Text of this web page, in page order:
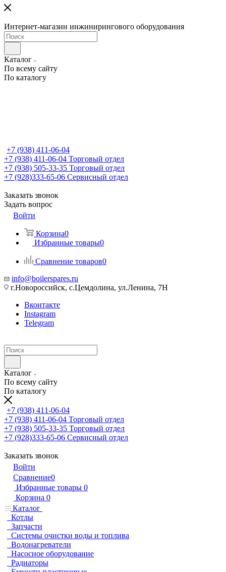
Интернет-магазин инжинирингового оборудования
Каталог
По всему сайту
По каталогу
+7 (938) 411-06-04
+7 (938) 411-06-04 Торговый отдел
+7 (938) 505-33-35 Торговый отдел
+7 (928)333-65-06 Сервисный отдел
Заказать звонок
Задать вопрос
Войти
Корзина0
Избранные товары0
Сравнение товаров0
info@boilerspares.ru
г.Новороссийск, с.Цемдолина, ул.Ленина, 7Н
Вконтакте
Instagram
Telegram
Каталог
По всему сайту
По каталогу
+7 (938) 411-06-04
+7 (938) 411-06-04 Торговый отдел
+7 (938) 505-33-35 Торговый отдел
+7 (928)333-65-06 Сервисный отдел
Заказать звонок
Войти
Сравнение0
Избранные товары 0
Корзина 0
Каталог
Котлы
Запчасти
Системы очистки воды и топлива
Водонагреватели
Насосное оборудование
Радиаторы